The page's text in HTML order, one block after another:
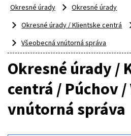
Okresné úrady
Okresné úrady
Okresné úrady / Klientske centrá
Všeobecná vnútorná správa
Okresné úrady /
centrá / Púchov /
vnútorná správa